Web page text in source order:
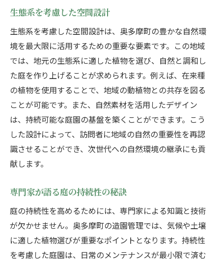
生態系を考慮した空間設計
生態系を考慮した空間設計は、奥多摩町の豊かな自然環
境を最大限に活用するための重要な要素です。この地域
では、地元の生態系に適した植物を選び、自然と調和し
た庭を作り上げることが求められます。例えば、在来種
の植物を使用することで、地域の動植物との共存を図る
ことが可能です。また、自然素材を活用したデザイン
は、持続可能な庭園の基盤を築くことができます。こう
した設計によって、訪問者に地域の自然の重要性を再認
識させることができ、次世代への自然環境の継承にも貢
献します。
専門家が語る庭の持続性の秘訣
庭の持続性を高めるためには、専門家による知識と技術
が欠かせません。奥多摩町の造園管理では、気候や土壌
に適した植物選びが重要なポイントとなります。持続性
を考慮した庭園は、日常のメンテナンスが最小限で済む